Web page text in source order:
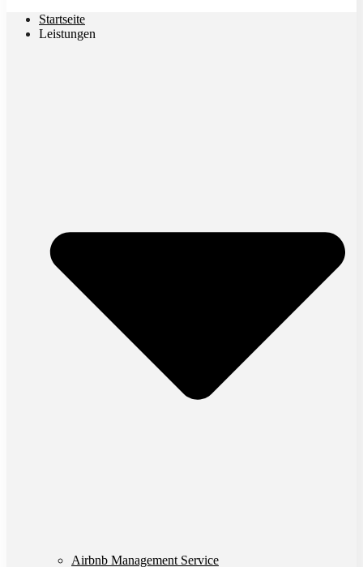
Startseite
Leistungen
Airbnb Management Service